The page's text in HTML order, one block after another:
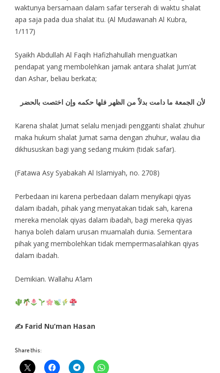
waktunya bersamaan dalam safar terserah di waktu shalat
apa saja pada dua shalat itu. (Al Mudawanah Al Kubra,
1/117)
Syaikh Abdullah Al Faqih Hafizhahullah menguatkan
pendapat yang membolehkan jamak antara shalat Jum’at
dan Ashar, beliau berkata;
لأن الجمعة ما دامت بدلاً من الظهر فلها حكمه وإن اختصت بالحضر
Karena shalat Jumat selalu menjadi pengganti shalat zhuhur
maka hukum shalat Jumat sama dengan zhuhur, walau dia
dikhususkan bagi yang sedang mukim (tidak safar).
(Fatawa Asy Syabakah Al Islamiyah, no. 2708)
Perbedaan ini karena perbedaan dalam menyikapi qiyas
dalam ibadah, pihak yang menyatakan tidak sah, karena
mereka menolak qiyas dalam ibadah, bagi mereka qiyas
hanya boleh dalam urusan muamalah dunia. Sementara
pihak yang membolehkan tidak mempermasalahkan qiyas
dalam ibadah.
Demikian. Wallahu A’lam
✍ Farid Nu’man Hasan
Share this: